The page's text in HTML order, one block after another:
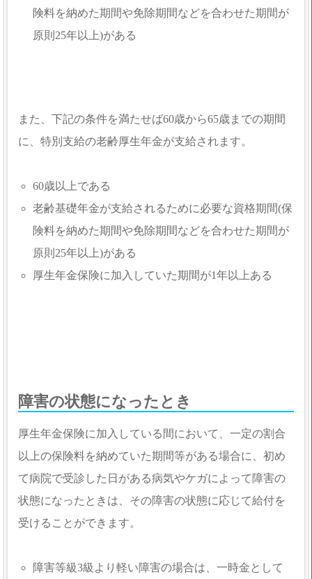
険料を納めた期間や免除期間などを合わせた期間が
原則25年以上)がある
また、下記の条件を満たせば60歳から65歳までの期間
に、特別支給の老齢厚生年金が支給されます。
60歳以上である
老齢基礎年金が支給されるために必要な資格期間(保
険料を納めた期間や免除期間などを合わせた期間が
原則25年以上)がある
厚生年金保険に加入していた期間が1年以上ある
障害の状態になったとき
厚生年金保険に加入している間において、一定の割合
以上の保険料を納めていた期間等がある場合に、初め
て病院で受診した日がある病気やケガによって障害の
状態になったときは、その障害の状態に応じて給付を
受けることができます。
障害等級3級より軽い障害の場合は、一時金として